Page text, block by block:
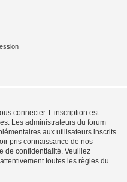
connecter. L’inscription est
Les administrateurs du forum
aux utilisateurs inscrits.
pris connaissance de nos
de confidentialité. Veuillez
toutes les règles du